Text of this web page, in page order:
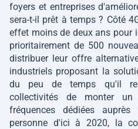
foyers et entreprises
sera-t-il prêt à temps ? Côté
effet moins de deux ans pour
prioritairement de 500
distribuer leur offre
industriels proposant la
du peu de temps qu'il
collectivités de monter
fréquences dédiées
personne d'ici à 2020, la